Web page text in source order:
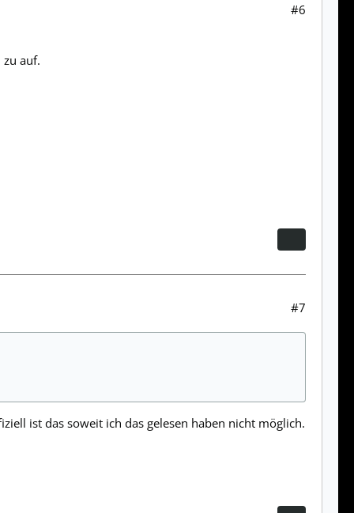
#6
zu auf.
#7
ist das soweit ich das gelesen haben nicht möglich.